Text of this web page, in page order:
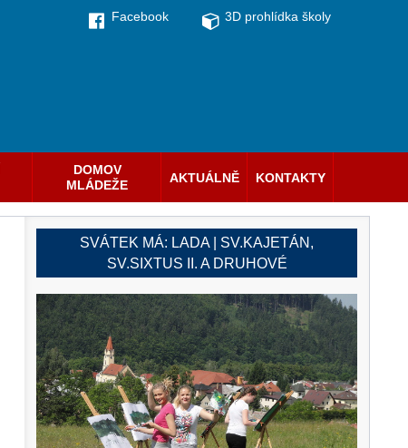
SVÁTEK MÁ: LADA | SV.KAJETÁN,
SV.SIXTUS II. A DRUHOVÉ
Facebook 3D prohlídka školy
DOMOV
MLÁDEŽE
AKTUÁLNĚ KONTAKTY